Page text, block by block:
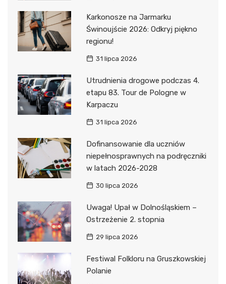
Karkonosze na Jarmarku
Świnoujście 2026: Odkryj piękno
regionu!
31 lipca 2026
Utrudnienia drogowe podczas 4.
etapu 83. Tour de Pologne w
Karpaczu
31 lipca 2026
Dofinansowanie dla uczniów
niepełnosprawnych na podręczniki
w latach 2026-2028
30 lipca 2026
Uwaga! Upał w Dolnośląskiem –
Ostrzeżenie 2. stopnia
29 lipca 2026
Festiwal Folkloru na Gruszkowskiej
Polanie